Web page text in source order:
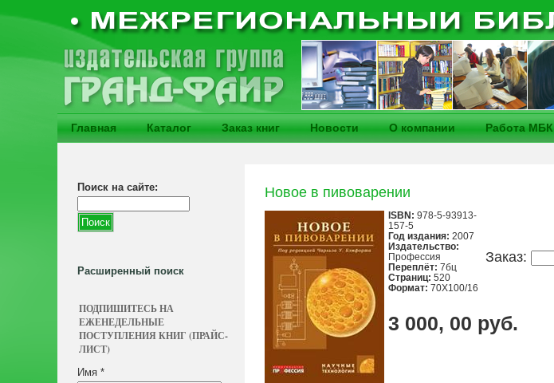
Главная Каталог Заказ книг Новости О компании Работа МБК
Поиск на сайте:
Расширенный поиск
ПОДПИШИТЕСЬ НА
ЕЖЕНЕДЕЛЬНЫЕ
ПОСТУПЛЕНИЯ КНИГ (ПРАЙС-
ЛИСТ)
Имя *
Новое в пивоварении
Заказ:
ISBN: 978-5-93913-
157-5
Год издания: 2007
Издательство:
Профессия
Переплёт: 7бц
Страниц: 520
Формат: 70Х100/16
3 000, 00 руб.